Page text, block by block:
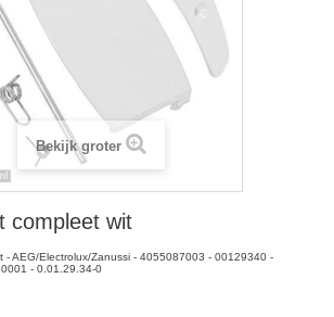
Bekijk groter
compleet wit
- AEG/Electrolux/Zanussi - 4055087003 - 00129340 -
- 0.01.29.34-0